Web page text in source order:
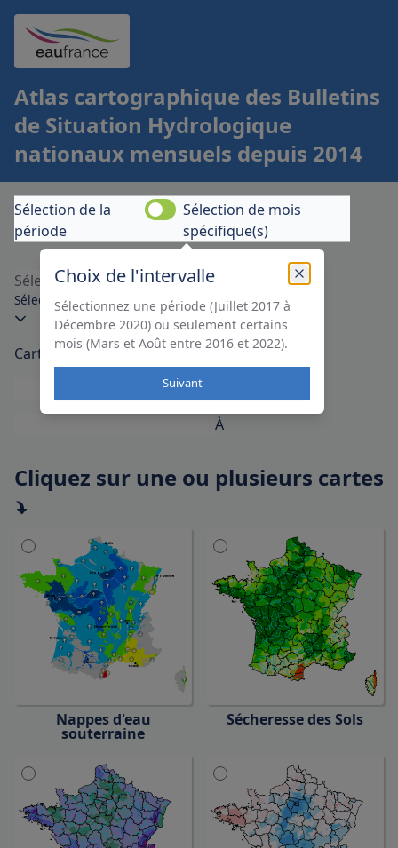
Choix de l'intervalle
Sélectionnez une période (Juillet 2017 à
Décembre 2020) ou seulement certains
mois (Mars et Août entre 2016 et 2022).
Suivant
Atlas cartographique des Bulletins
de Situation Hydrologique
nationaux mensuels depuis 2014
Sélection de la
période
Interval de sélection de temps
Sélection de mois
spécifique(s)
Sélectionnez une ou plusieurs cartes...
Cartes
À
Cliquez sur une ou plusieurs cartes
Nappes d'eau
souterraine
Sécheressedes Sols